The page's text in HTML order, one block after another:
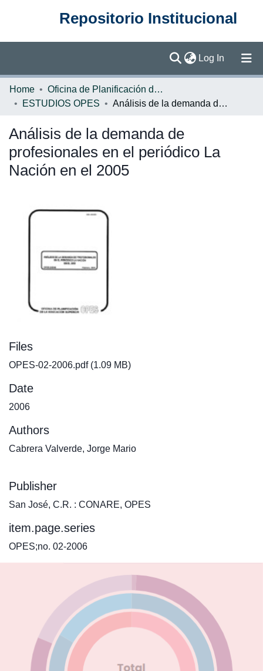
Repositorio Institucional
Log In (current)
Communities & Collections
Statistics
Home
Oficina de Planificación de la Educación Superior (OPES)
ESTUDIOS OPES
Análisis de la demanda de profesionales en el periódico La Nación en el 2005
Análisis de la demanda de
profesionales en el periódico La
Nación en el 2005
Files
OPES-02-2006.pdf(1.09 MB)
Date
2006
Authors
Cabrera Valverde, Jorge Mario
Publisher
San José, C.R. : CONARE, OPES
item.page.series
OPES;no. 02-2006